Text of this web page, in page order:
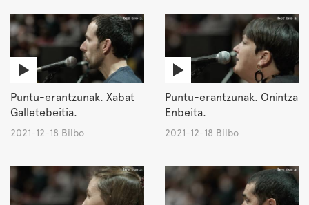
Puntu-erantzunak. Xabat
Galletebeitia.
2021-12-18 Bilbo
Puntu-erantzunak. Onintza
Enbeita.
2021-12-18 Bilbo